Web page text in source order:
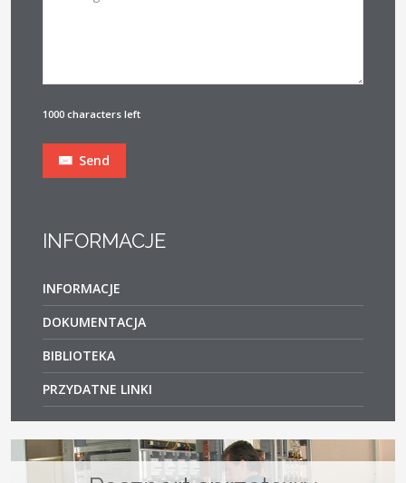
1000 characters left
Send
INFORMACJE
INFORMACJE
DOKUMENTACJA
BIBLIOTEKA
PRZYDATNE LINKI